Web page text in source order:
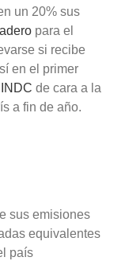
un 20% sus
para el
si recibe
en el primer
INDC de cara a la
a fin de año.
sus emisiones
equivalentes
país